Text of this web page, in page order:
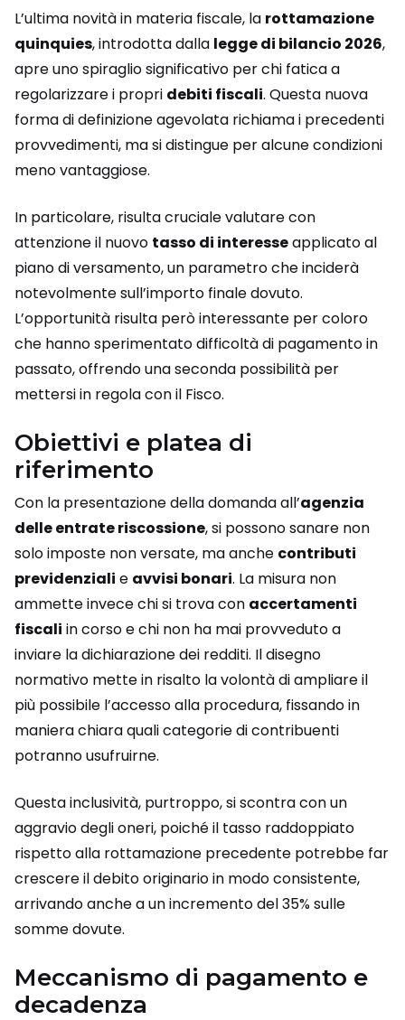
L’ultima novità in materia fiscale, la rottamazione
quinquies, introdotta dalla legge di bilancio 2026,
apre uno spiraglio significativo per chi fatica a
regolarizzare i propri debiti fiscali. Questa nuova
forma di definizione agevolata richiama i precedenti
provvedimenti, ma si distingue per alcune condizioni
meno vantaggiose.
In particolare, risulta cruciale valutare con
attenzione il nuovo tasso di interesseapplicato al
piano di versamento, un parametro che inciderà
notevolmente sull’importo finale dovuto.
L’opportunità risulta però interessante per coloro
che hanno sperimentato difficoltà di pagamento in
passato, offrendo una seconda possibilità per
mettersi in regola con il Fisco.
Obiettivi e platea di
riferimento
Con la presentazione della domanda all’agenzia
delle entrate riscossione, si possono sanare non
solo imposte non versate, ma anche contributi
previdenziali e avvisi bonari. La misura non
ammette invece chi si trova con accertamenti
fiscali in corso e chi non ha mai provveduto a
inviare la dichiarazione dei redditi. Il disegno
normativo mette in risalto la volontà di ampliare il
più possibile l’accesso alla procedura, fissando in
maniera chiara quali categorie di contribuenti
potranno usufruirne.
Questa inclusività, purtroppo, si scontra con un
aggravio degli oneri, poiché il tasso raddoppiato
rispetto alla rottamazione precedente potrebbe far
crescere il debito originario in modo consistente,
arrivando anche a un incremento del 35% sulle
somme dovute.
Meccanismo di pagamento e
decadenza